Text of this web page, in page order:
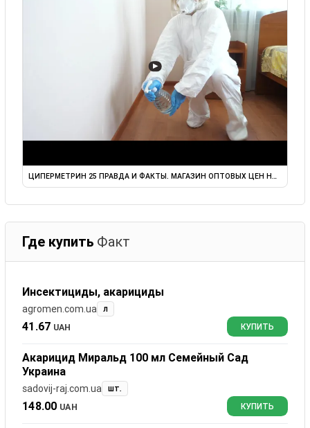
▶
ЦИПЕРМЕТРИН 25 ПРАВДА И ФАКТЫ. МАГАЗИН ОПТОВЫХ ЦЕН НА ...
Где купить Факт
Инсектициды, акарициды
agromen.com.ua л
41.67 UAH КУПИТЬ
Акарицид Миральд 100 мл Семейный Сад
Украина
sadovij-raj.com.ua шт.
148.00 UAH КУПИТЬ